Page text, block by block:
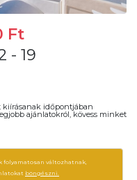
Ft
- 19
kiírásanak időpontjában
ajánlatokról, kövess minket
folyamatosan változhatnak,
böngészni.